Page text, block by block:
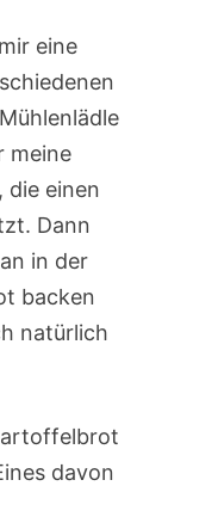
eine
meine
einen
Dann
in der
backen
natürlich
davon